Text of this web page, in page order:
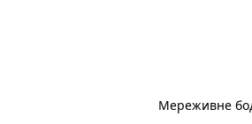
Новинка
Мереживне